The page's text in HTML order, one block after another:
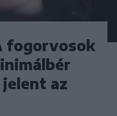
fogorvosok
az